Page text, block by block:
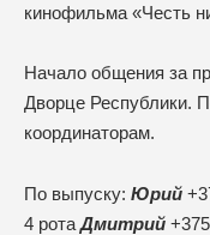
кинофильма «Честь
Начало общения за
Дворце Республики.
координаторам.
По выпуску: Юрий
4 ротаДмитрий